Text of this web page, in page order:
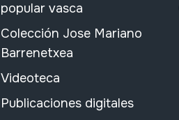
popular vasca
Colección Jose Mariano
Barrenetxea
Videoteca
Publicaciones digitales